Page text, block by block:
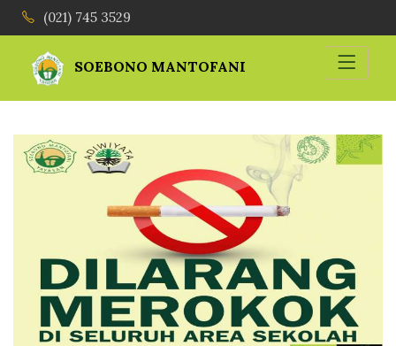
(021) 745 3529
SOEBONO MANTOFANI